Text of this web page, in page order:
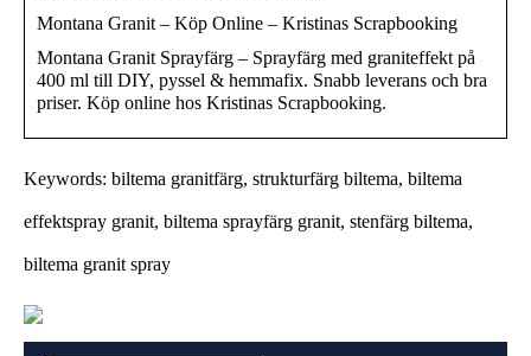
Montana Granit – Köp Online – Kristinas Scrapbooking
Montana Granit Sprayfärg – Sprayfärg med graniteffekt på
400 ml till DIY, pyssel & hemmafix. Snabb leverans och bra
priser. Köp online hos Kristinas Scrapbooking.
Keywords: biltema granitfärg, strukturfärg biltema, biltema
effektspray granit, biltema sprayfärg granit, stenfärg biltema,
biltema granit spray